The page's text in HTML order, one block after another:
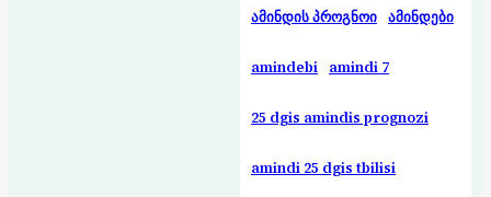
ამინდის პროგნოი ამინდები
amindebi amindi 7
25 dgis amindis prognozi
amindi 25 dgis tbilisi